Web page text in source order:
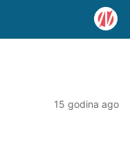
15 godina ago